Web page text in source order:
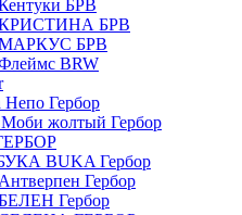
БРВ
КРИСТИНА БРВ
МАРКУС БРВ
BRW
Непо Гербор
Моби жолтый Гербор
BUKA Гербор
Гербор
Гербор